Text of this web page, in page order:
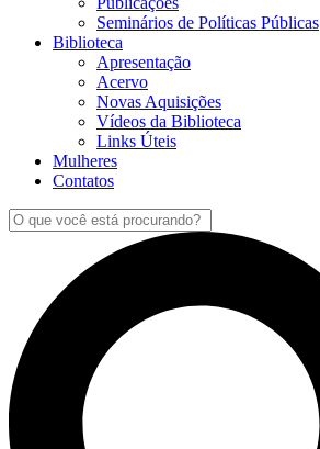
Seminários de Políticas Públicas
Biblioteca
Apresentação
Acervo
Novas Aquisições
Vídeos da Biblioteca
Links Úteis
Mulheres
Contatos